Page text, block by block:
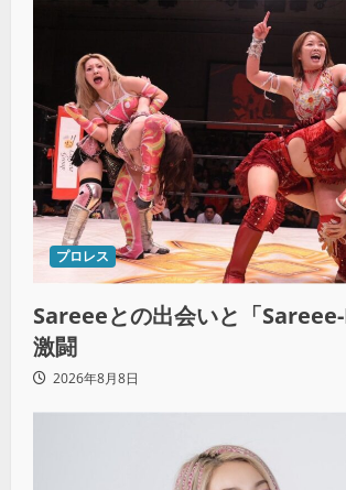
プロレス
Sareeeとの出会いと「
激闘
2026年8月8日